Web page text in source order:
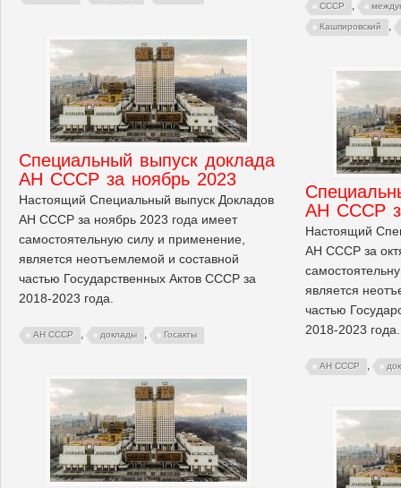
СССР ,
Кашпировский ,
Cпециальный выпуск доклада
АН СССР за ноябрь 2023
Настоящий Специальный выпуск Докладов
АН СССР за ноябрь 2023 года имеет
самостоятельную силу и применение,
является неотъемлемой и составной
частью Государственных Актов СССР за
2018-2023 года.
АН СССР , доклады , Госакты
АН СССР
Настоящий
АН СССР за
является
частью
2018-2023 года.
АН СССР ,